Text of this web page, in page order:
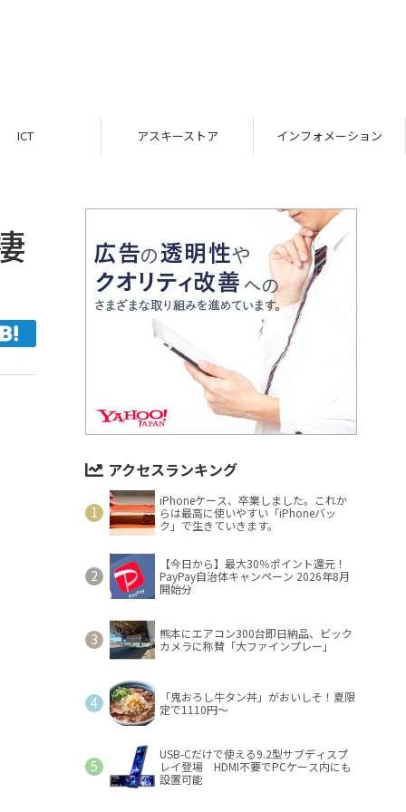
ICT アスキーストア インフォメーション
アクセスランキング
iPhoneケース、卒業しました。これか
らは最高に使いやすい「iPhoneバッ
ク」で生きていきます。
【今日から】最大30％ポイント還元！
PayPay自治体キャンペーン 2026年8月
開始分
熊本にエアコン300台即日納品、ビック
カメラに称賛「大ファインプレー」
「鬼おろし牛タン丼」がおいしそ！夏限
定で1110円～
USB-Cだけで使える9.2型サブディスプ
レイ登場 HDMI不要でPCケース内にも
設置可能